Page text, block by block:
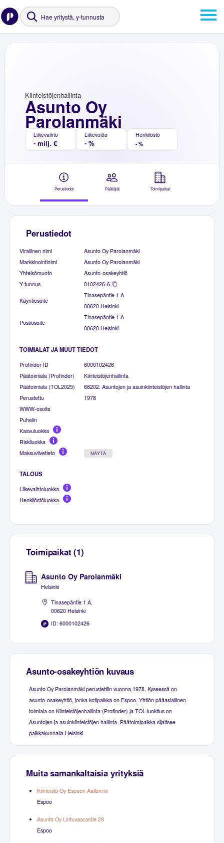
Asunto Oy
Parolanmäki
Kiinteistöjenhallinta
Liikevaihto
- milj. €
Liikevoitto
- %
Henkilöstö
- %
Perustiedot Päättäjät Toimipaikat
Perustiedot
Virallinen nimi
Asunto Oy Parolanmäki
Markkinointinimi
Asunto Oy Parolanmäki
Yhteisömuoto
Asunto-osakeyhtiö
Y-tunnus
0102426-6
Käyntiosoite
Tinasepäntie 1 A
00620 Helsinki
Postiosoite
Tinasepäntie 1 A
00620 Helsinki
TOIMIALAT JA MUUT TIEDOT
Profinder ID
6000102426
Päätoimiala (Profinder)
Kiinteistöjenhallinta
Päätoimiala (TOL2025)
68202. Asuntojen ja asuinkiinteistöjen hallinta
Perustettu
1978
WWW-osoite
Puhelin
Kasvuluokka
Riskiluokka
Maksuviivetieto
NÄYTÄ
TALOUS
Liikevaihtoluokka
Henkilöstöluokka
Toimipaikat (1)
Asunto Oy Parolanmäki
Helsinki
Tinasepäntie 1 A,
00620 Helsinki
ID: 6000102426
Asunto-osakeyhtiön kuvaus
Asunto Oy Parolanmäki perustettiin vuonna 1978. Kyseessä on
asunto-osakeyhtiö, jonka kotipaikka on Espoo. Yhtiön pääasiallinen
toimiala on Kiinteistöjenhallinta (Profinder) ja TOL-luokitus on
Asuntojen ja asuinkiinteistöjen hallinta. Päätoimipaikka sijaitsee
paikkakunnalla Helsinki.
Muita samankaltaisia yrityksiä
Kiinteistö Oy Espoon Aallonrivi
Espoo
Asunto Oy Lintuvaarantie 28
Espoo